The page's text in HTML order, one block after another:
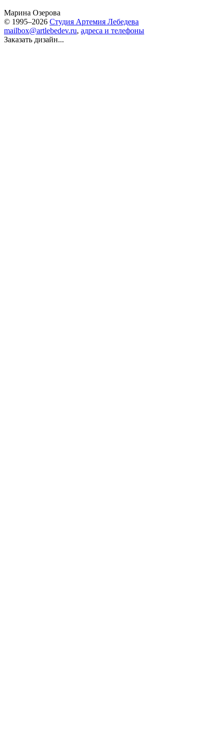
Марина Озерова
© 1995–2026 Студия Артемия Лебедева
mailbox@artlebedev.ru, адреса и телефоны
Заказать дизайн...